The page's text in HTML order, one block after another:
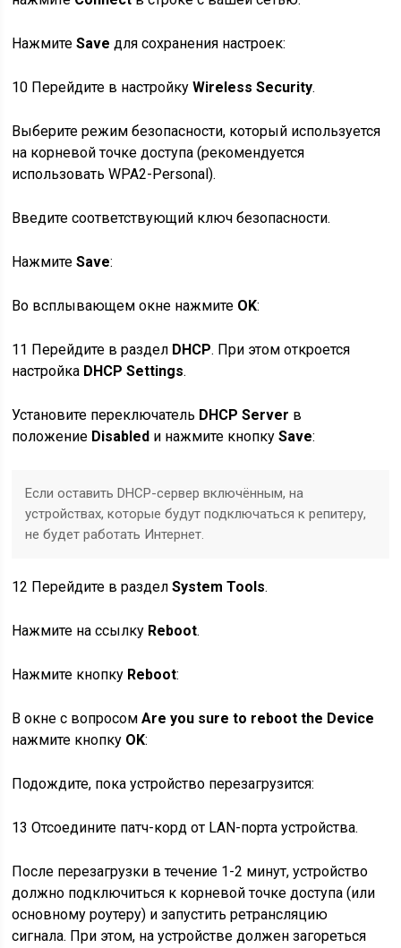
НажмитеSave для сохранения настроек:
10 Перейдите в настройкуWireless Security.
Выберите режим безопасности, который используется
на корневой точке доступа (рекомендуется
использовать WPA2-Personal).
Введите соответствующий ключ безопасности.
НажмитеSave:
Во всплывающем окне нажмите OK:
11 Перейдите в раздел DHCP. При этом откроется
настройка DHCP Settings.
Установите переключатель DHCP Server в
положение Disabled и нажмите кнопкуSave:
Если оставить DHCP-сервер включённым, на
устройствах, которые будут подключаться к репитеру,
не будет работать Интернет.
12 Перейдите в разделSystem Tools.
Нажмите на ссылку Reboot.
Нажмите кнопку Reboot:
В окне с вопросомAre you sure to reboot the Device
нажмите кнопку OK:
Подождите, пока устройство перезагрузится:
13 Отсоедините патч-корд от LAN-порта устройства.
После перезагрузки в течение 1-2 минут, устройство
должно подключиться к корневой точке доступа (или
основному роутеру) и запустить ретрансляцию
сигнала. При этом, на устройстве должен загореться